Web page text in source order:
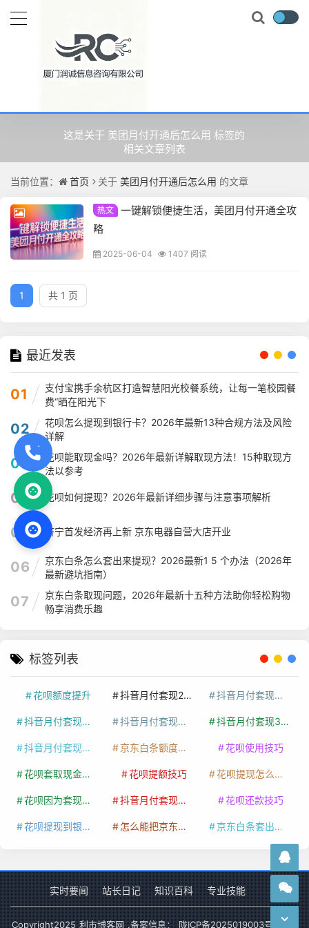
美团月付开通后怎么用
这是关于 美团月付开通后怎么用 标签的
相关文章列表
当前位置： 首页 关于 美团月付开通后怎么用 的文章
热文
一键解锁便捷生活，美团月付开通全攻
略
2025-06-04 1407 阅读
1 共 1 页
最近发表
01
支付宝携手余杭区打造智慧阳光校餐系统，让每一笔校园餐
费“晒在阳光下
02
花呗怎么提现到银行卡？2026年最新13种合规方法及风险
详解
03
花呗能取现金吗？2026年最新详解取现方法！15种取现方
法以参考
04 花呗如何提现？2026年最新详细步骤与注意事项解析
05 济宁首发经济再上新 京东电器自营大店开业
06
京东白条怎么套出来提现？2026最新1 5 个办法（2026年
最新避坑指南）
07
京东白条取现问题，2026年最新十五种方法助你轻松购物
畅享消费乐趣
标签列表
花呗额度提升 抖音月付套现24小时接单 抖音月付套现怎么套
抖音月付套现多少手续费 抖音月付套现商家有哪些 抖音月付套现30秒技巧
抖音月付套现最新方法 京东白条额度提升 花呗使用技巧
花呗套取现金最佳方法 花呗提额技巧 花呗提现怎么操作
花呗因为套现被限额了这种情况要多久才会好 抖音月付套现秒回100起 花呗还款技巧
花呗提现到银行卡 怎么能把京东白条额度钱套出来 京东白条套出来手续费多少
实时要闻 站长日记 知识百科 专业技能
Copyright2025 利市博客网 .备案信息： 陇ICP备2025019003号-1